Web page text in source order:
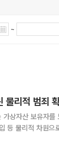
~
물리적 범죄
상자산 보유자를
등 물리적 차원으
분석했다. 체이널리